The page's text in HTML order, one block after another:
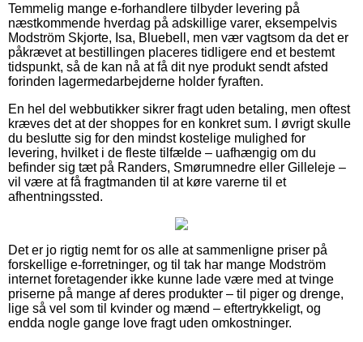
Temmelig mange e-forhandlere tilbyder levering på
næstkommende hverdag på adskillige varer, eksempelvis
Modström Skjorte, Isa, Bluebell, men vær vagtsom da det er
påkrævet at bestillingen placeres tidligere end et bestemt
tidspunkt, så de kan nå at få dit nye produkt sendt afsted
forinden lagermedarbejderne holder fyraften.
En hel del webbutikker sikrer fragt uden betaling, men oftest
kræves det at der shoppes for en konkret sum. I øvrigt skulle
du beslutte sig for den mindst kostelige mulighed for
levering, hvilket i de fleste tilfælde – uafhængig om du
befinder sig tæt på Randers, Smørumnedre eller Gilleleje –
vil være at få fragtmanden til at køre varerne til et
afhentningssted.
Det er jo rigtig nemt for os alle at sammenligne priser på
forskellige e-forretninger, og til tak har mange Modström
internet foretagender ikke kunne lade være med at tvinge
priserne på mange af deres produkter – til piger og drenge,
lige så vel som til kvinder og mænd – eftertrykkeligt, og
endda nogle gange love fragt uden omkostninger.